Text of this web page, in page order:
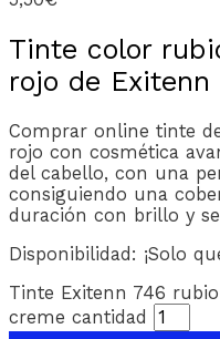
Tinte color
rojo de Exitenn
Comprar online tinte
rojo con cosmética
del cabello, con una
consiguiendo una
duración con brillo y
Disponibilidad: ¡Solo
Tinte Exitenn 746
creme cantidad